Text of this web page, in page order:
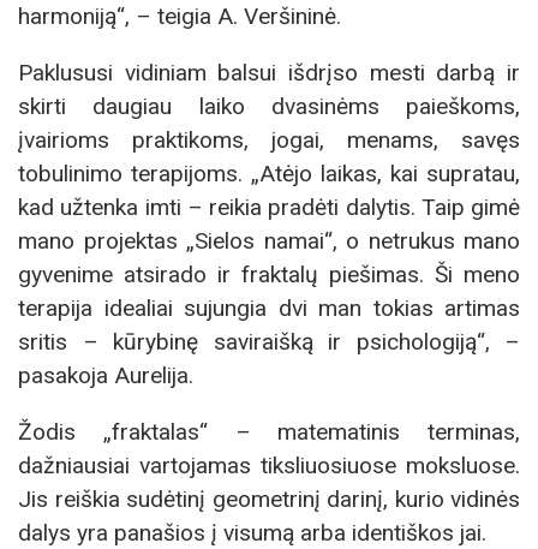
harmoniją“, – teigia A. Veršininė.
Paklususi vidiniam balsui išdrįso mesti darbą ir
skirti daugiau laiko dvasinėms paieškoms,
įvairioms praktikoms, jogai, menams, savęs
tobulinimo terapijoms. „Atėjo laikas, kai supratau,
kad užtenka imti – reikia pradėti dalytis. Taip gimė
mano projektas „Sielos namai“, o netrukus mano
gyvenime atsirado ir fraktalų piešimas. Ši meno
terapija idealiai sujungia dvi man tokias artimas
sritis – kūrybinę saviraišką ir psichologiją“, –
pasakoja Aurelija.
Žodis „fraktalas“ – matematinis terminas,
dažniausiai vartojamas tiksliuosiuose moksluose.
Jis reiškia sudėtinį geometrinį darinį, kurio vidinės
dalys yra panašios į visumą arba identiškos jai.